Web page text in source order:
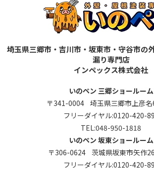
埼玉県三郷市・吉川市・坂東市・守谷市の
漏り専門店
インペックス株式会社
いのペン 三郷ショールーム
〒341-0004 埼玉県三郷市上彦名
フリーダイヤル:0120-420-
TEL:048-950-1818
いのペン 坂東ショールーム
〒306-0624 茨城県坂東市矢作
フリーダイヤル:0120-420-